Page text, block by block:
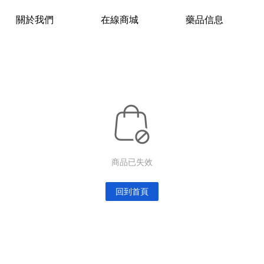
關於我們 在線商城 藥品信息
商品已失效
回到首頁